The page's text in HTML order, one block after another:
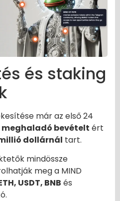
és staking
már az első 24
bevételt ért
dollárnál tart.
mindössze
meg a MIND
USDT, BNB és